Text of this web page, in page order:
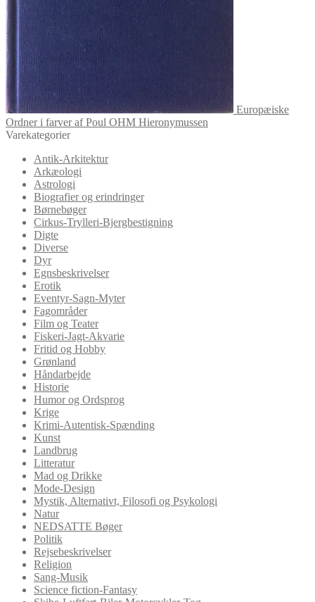
Europæiske
Ordner i farver af Poul OHM Hieronymussen
Varekategorier
Antik-Arkitektur
Arkæologi
Astrologi
Biografier og erindringer
Børnebøger
Cirkus-Trylleri-Bjergbestigning
Digte
Diverse
Dyr
Egnsbeskrivelser
Erotik
Eventyr-Sagn-Myter
Fagområder
Film og Teater
Fiskeri-Jagt-Akvarie
Fritid og Hobby
Grønland
Håndarbejde
Historie
Humor og Ordsprog
Krige
Krimi-Autentisk-Spænding
Kunst
Landbrug
Litteratur
Mad og Drikke
Mode-Design
Mystik, Alternativt, Filosofi og Psykologi
Natur
NEDSATTE Bøger
Politik
Rejsebeskrivelser
Religion
Sang-Musik
Science fiction-Fantasy